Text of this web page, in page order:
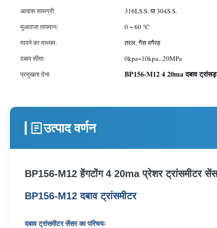
आवास सामग्री:
316LS.S. या 304S.S.
मुआवजा तापमान:
0 ~ 60 ℃
मापने का माध्यम:
तरल, गैस वगैरह
दबाव सीमा:
0kpa~10kpa...20MPa
प्रमुखता देना
BP156-M12 4 20ma दबाव
उत्पाद वर्णन
BP156-M12 हेंगटोंग 4 20ma प्रेशर ट्रांसमीटर
BP156-M12 दबाव ट्रांसमीटर
दबाव ट्रांसमीटर सेंसर का परिचयः